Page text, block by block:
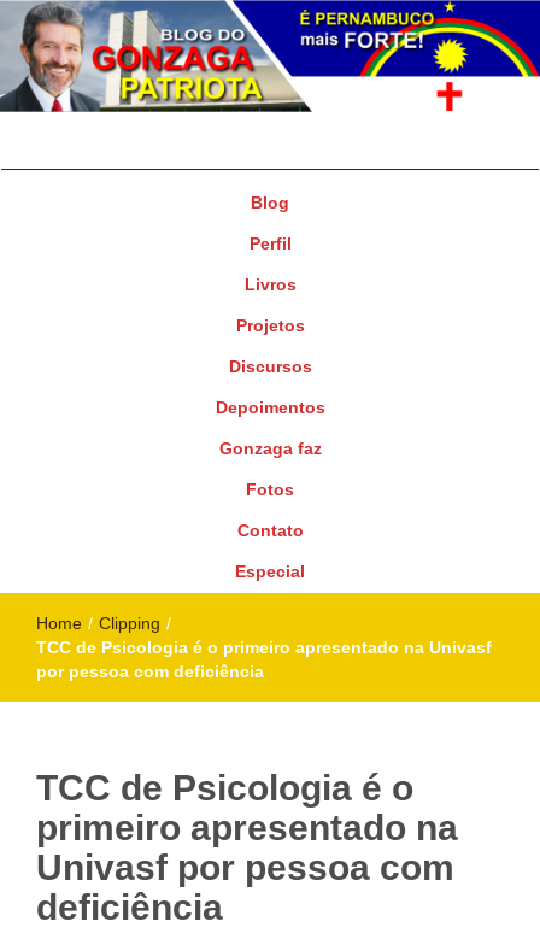
Blog
Perfil
Livros
Projetos
Discursos
Depoimentos
Gonzaga faz
Fotos
Contato
Especial
Home / Clipping /
TCC de Psicologia é o primeiro apresentado na Univasf
por pessoa com deficiência
TCC de Psicologia é o
primeiro apresentado na
Univasf por pessoa com
deficiência